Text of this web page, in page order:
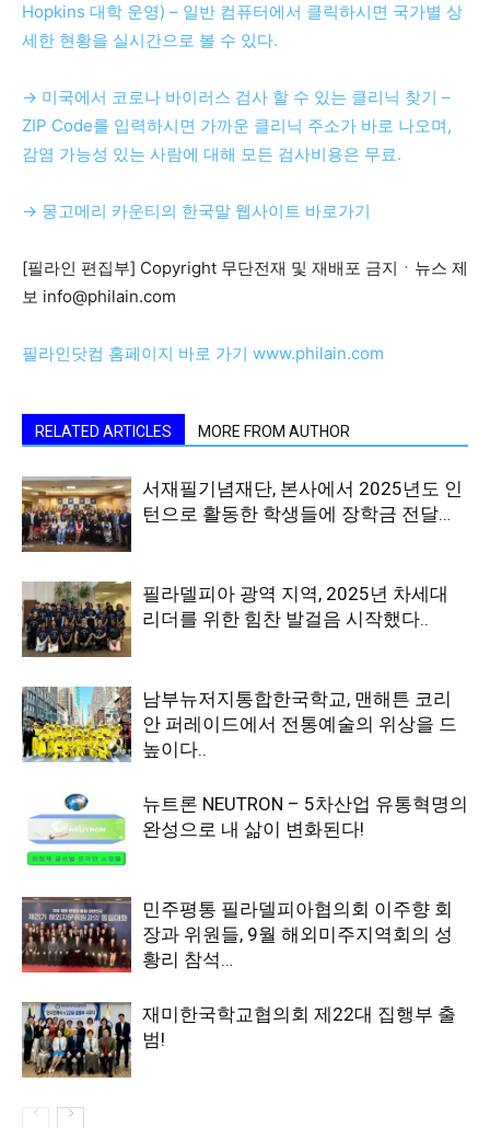
(PA/NJ/DE)
Hopkins 대학 운영) – 일반 컴퓨터에서 클릭하시면 국가별 상
세한 현황을 실시간으로 볼 수 있다.
→ 미국에서 코로나 바이러스 검사 할 수 있는 클리닉 찾기 –
ZIP Code를 입력하시면 가까운 클리닉 주소가 바로 나오며,
감염 가능성 있는 사람에 대해 모든 검사비용은 무료.
→ 몽고메리 카운티의 한국말 웹사이트 바로가기
[필라인 편집부] Copyright 무단전재 및 재배포 금지ㆍ뉴스 제
보 info@philain.com
필라인닷컴 홈페이지 바로 가기 www.philain.com
RELATED ARTICLES MORE FROM AUTHOR
서재필기념재단, 본사에서 2025년도 인
턴으로 활동한 학생들에 장학금 전달…
필라델피아 광역 지역, 2025년 차세대
리더를 위한 힘찬 발걸음 시작했다..
남부뉴저지통합한국학교, 맨해튼 코리
안 퍼레이드에서 전통예술의 위상을 드
높이다..
뉴트론 NEUTRON – 5차산업 유통혁명의
완성으로 내 삶이 변화된다!
민주평통 필라델피아협의회 이주향 회
장과 위원들, 9월 해외미주지역회의 성
황리 참석…
재미한국학교협의회 제22대 집행부 출
범!